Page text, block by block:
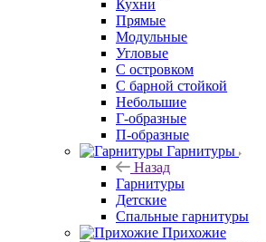
Кухни
Прямые
Модульные
Угловые
С островком
С барной стойкой
Небольшие
Г-образные
П-образные
Гарнитуры
Назад
Гарнитуры
Детские
Спальные гарнитуры
Прихожие